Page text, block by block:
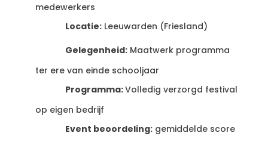
medewerkers
Locatie:Leeuwarden (Friesland)
Gelegenheid:Maatwerk programma
ter ere van einde schooljaar
Programma:Volledig verzorgd festival
op eigen bedrijf
Event beoordeling:gemiddelde score